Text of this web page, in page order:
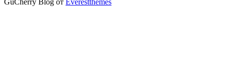
GuCherry Blog от Everestthemes